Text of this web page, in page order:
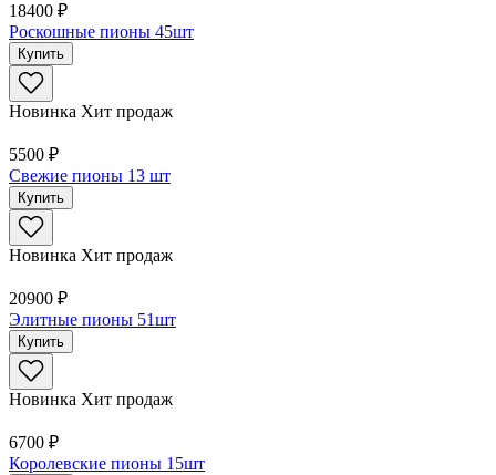
18400 ₽
Роскошные пионы 45шт
Купить
Новинка Хит продаж
5500 ₽
Свежие пионы 13 шт
Купить
Новинка Хит продаж
20900 ₽
Элитные пионы 51шт
Купить
Новинка Хит продаж
6700 ₽
Королевские пионы 15шт